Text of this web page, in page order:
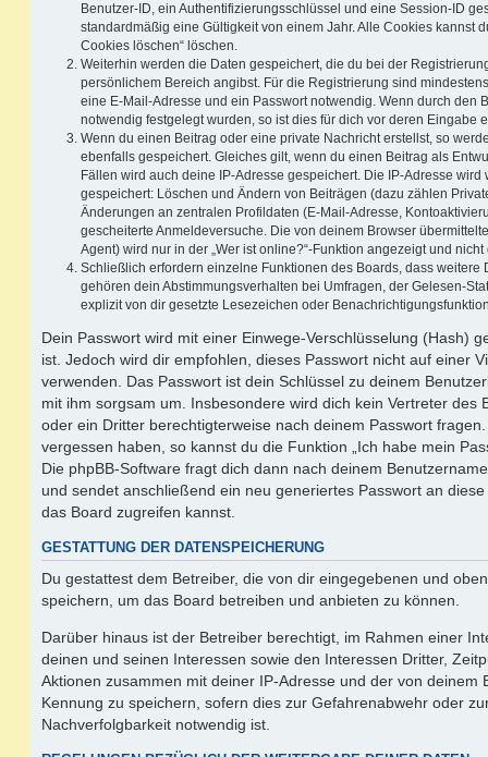
Benutzer-ID, ein Authentifizierungsschlüssel und eine Session-ID
standardmäßig eine Gültigkeit von einem Jahr. Alle Cookies kannst
Cookies löschen“ löschen.
Weiterhin werden die Daten gespeichert, die du bei der
persönlichem Bereich angibst. Für die Registrierung sind
eine E-Mail-Adresse und ein Passwort notwendig. Wenn durch den
notwendig festgelegt wurden, so ist dies für dich vor deren Eingabe
Wenn du einen Beitrag oder eine private Nachricht erstellst, so
ebenfalls gespeichert. Gleiches gilt, wenn du einen Beitrag als
Fällen wird auch deine IP-Adresse gespeichert. Die IP-Adresse
gespeichert: Löschen und Ändern von Beiträgen (dazu zählen
Änderungen an zentralen Profildaten (E-Mail-Adresse,
gescheiterte Anmeldeversuche. Die von deinem Browser
Agent) wird nur in der „Wer ist online?“-Funktion angezeigt und
Schließlich erfordern einzelne Funktionen des Boards, dass weitere
gehören dein Abstimmungsverhalten bei Umfragen, der Gelesen-
explizit von dir gesetzte Lesezeichen oder
Dein Passwort wird mit einer Einwege-Verschlüsselung (Hash)
ist. Jedoch wird dir empfohlen, dieses Passwort nicht auf einer
verwenden. Das Passwort ist dein Schlüssel zu deinem
mit ihm sorgsam um. Insbesondere wird dich kein Vertreter des
oder ein Dritter berechtigterweise nach deinem Passwort
vergessen haben, so kannst du die Funktion „Ich habe mein
Die phpBB-Software fragt dich dann nach deinem
und sendet anschließend ein neu generiertes Passwort an
das Board zugreifen kannst.
GESTATTUNG DER DATENSPEICHERUNG
Du gestattest dem Betreiber, die von dir eingegebenen und
speichern, um das Board betreiben und anbieten zu können.
Darüber hinaus ist der Betreiber berechtigt, im Rahmen einer
deinen und seinen Interessen sowie den Interessen Dritter,
Aktionen zusammen mit deiner IP-Adresse und der von deinem
Kennung zu speichern, sofern dies zur Gefahrenabwehr oder
Nachverfolgbarkeit notwendig ist.